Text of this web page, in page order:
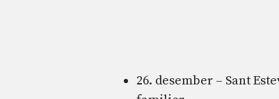
26. desember – Sant